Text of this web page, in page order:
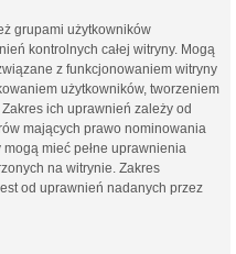
grupami użytkowników
kontrolnych całej witryny. Mogą
z funkcjonowaniem witryny
użytkowników, tworzeniem
ich uprawnień zależy od
mających prawo nominowania
mieć pełne uprawnienia
na witrynie. Zakres
od uprawnień nadanych przez